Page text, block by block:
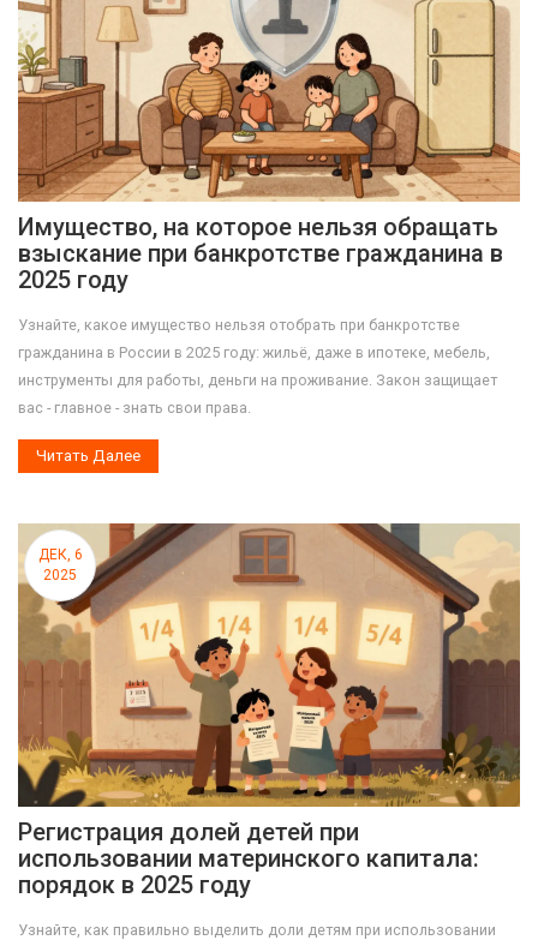
Имущество, на которое нельзя обращать
взыскание при банкротстве гражданина в
2025 году
Узнайте, какое имущество нельзя отобрать при банкротстве
гражданина в России в 2025 году: жильё, даже в ипотеке, мебель,
инструменты для работы, деньги на проживание. Закон защищает
вас - главное - знать свои права.
Читать Далее
ДЕК, 6
2025
Регистрация долей детей при
использовании материнского капитала:
порядок в 2025 году
Узнайте, как правильно выделить доли детям при использовании